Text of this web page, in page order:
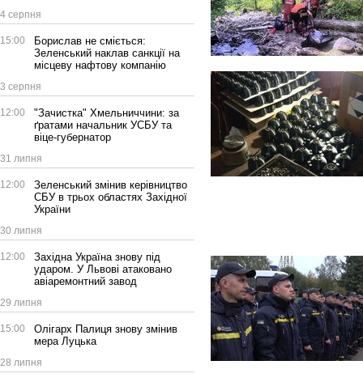
4 серпня
15:00
Борислав не сміється:
Зеленський наклав санкції на
місцеву нафтову компанію
3 серпня
12:00
"Зачистка" Хмельниччини: за
ґратами начальник УСБУ та
віце-губернатор
31 липня
12:00
Зеленський змінив керівництво
СБУ в трьох областях Західної
України
30 липня
12:00
Західна Україна знову під
ударом. У Львові атаковано
авіаремонтний завод
29 липня
15:00
Олігарх Палиця знову змінив
мера Луцька
28 липня